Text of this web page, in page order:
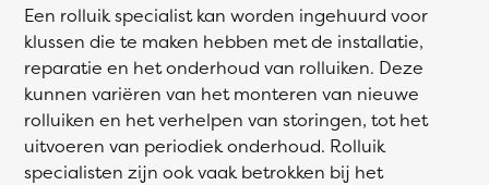
Een rolluik specialist kan worden ingehuurd voor
klussen die te maken hebben met de installatie,
reparatie en het onderhoud van rolluiken. Deze
kunnen variëren van het monteren van nieuwe
rolluiken en het verhelpen van storingen, tot het
uitvoeren van periodiek onderhoud. Rolluik
specialisten zijn ook vaak betrokken bij het